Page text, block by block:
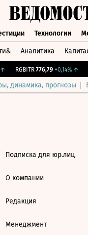
Технологии
Аналитика
RGBITR 776,79 +0,14%↑
динамика, прогнозы
Подписка для юр.лиц
О компании
Редакция
Менеджмент